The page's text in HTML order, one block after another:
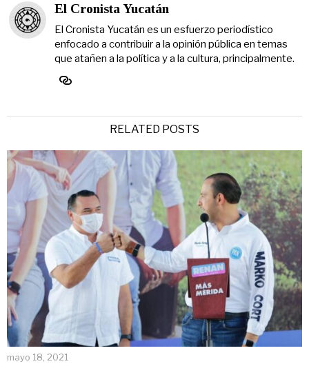
El Cronista Yucatán
El Cronista Yucatán es un esfuerzo periodístico
enfocado a contribuir a la opinión pública en temas
que atañen a la política y a la cultura, principalmente.
RELATED POSTS
mayo 18, 2021